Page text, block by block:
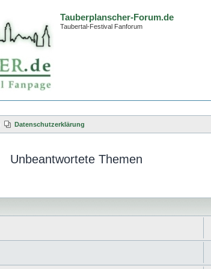
Tauberplanscher-Forum.de
Taubertal-Festival Fanforum
Datenschutzerklärung
Unbeantwortete Themen